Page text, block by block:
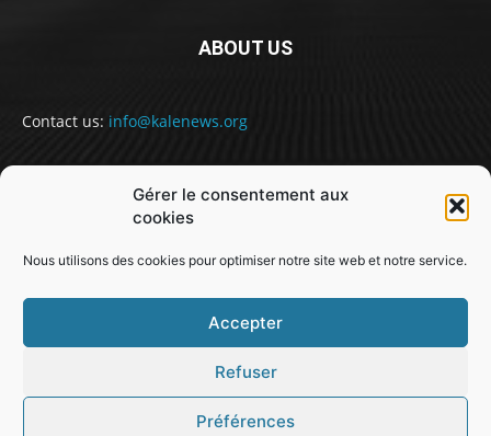
Gérer le consentement aux
cookies
Nous utilisons des cookies pour optimiser notre site web et notre service.
Accepter
Refuser
Préférences
ABOUT US
Contact us: info@kalenews.org
FOLLOW US
@snabe// sekou.nabe@abakusitsolutions.eu
SOCIETE SPORT